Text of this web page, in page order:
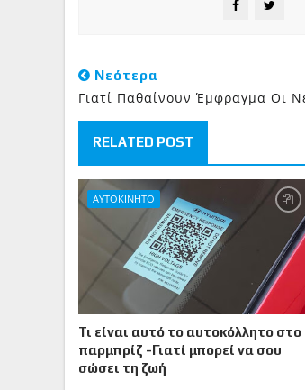
Νεότερα
Γιατί Παθαίνουν Έμφραγμα Οι
RELATED POST
ΑΥΤΟΚΙΝΗΤΟ
Τι είναι αυτό το αυτοκόλλητο στο
παρμπρίζ -Γιατί μπορεί να σου
σώσει τη ζωή